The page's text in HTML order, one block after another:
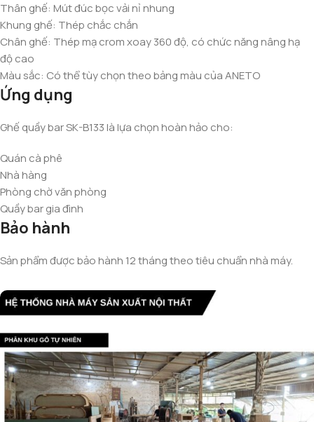
Thân ghế: Mút đúc bọc vải nỉ nhung
Khung ghế: Thép chắc chắn
Chân ghế: Thép mạ crom xoay 360 độ, có chức năng nâng hạ
độ cao
Màu sắc: Có thể tùy chọn theo bảng màu của ANETO
Ứng dụng
Ghế quầy bar SK-B133 là lựa chọn hoàn hảo cho:
Quán cà phê
Nhà hàng
Phòng chờ văn phòng
Quầy bar gia đình
Bảo hành
Sản phẩm được bảo hành 12 tháng theo tiêu chuẩn nhà máy.